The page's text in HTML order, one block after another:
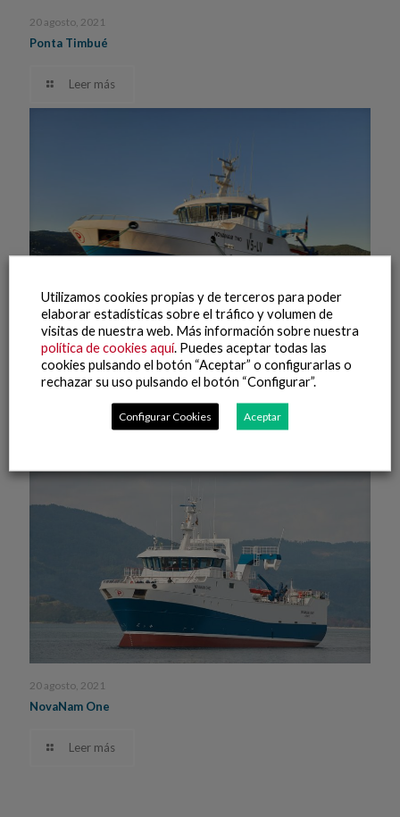
20 agosto, 2021
Ponta Timbué
Leer más
20 agosto, 2021
20 agosto, 2021
NovaNam One
Leer más
Utilizamos cookies propias y de terceros para poder
elaborar estadísticas sobre el tráfico y volumen de
visitas de nuestra web. Más información sobre nuestra
política de cookies aquí. Puedes aceptar todas las
cookies pulsando el botón “Aceptar” o configurarlas o
rechazar su uso pulsando el botón “Configurar”.
Configurar Cookies Aceptar